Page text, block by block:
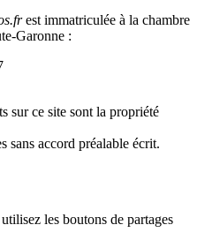
est immatriculée à la chambre
Garonne :
sur ce site sont la propriété
sans accord préalable écrit.
les boutons de partages